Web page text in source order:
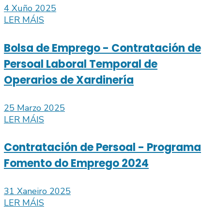
4 Xuño 2025
LER MÁIS
Bolsa de Emprego - Contratación de
Persoal Laboral Temporal de
Operarios de Xardinería
25 Marzo 2025
LER MÁIS
Contratación de Persoal - Programa
Fomento do Emprego 2024
31 Xaneiro 2025
LER MÁIS